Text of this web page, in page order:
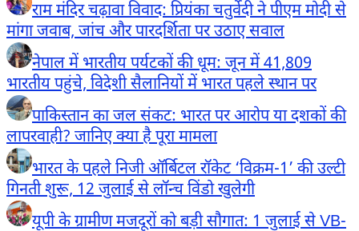
राम मंदिर चढ़ावा विवाद: प्रियंका चतुर्वेदी ने पीएम मोदी से
मांगा जवाब, जांच और पारदर्शिता पर उठाए सवाल
नेपाल में भारतीय पर्यटकों की धूम: जून में 41,809
भारतीय पहुंचे, विदेशी सैलानियों में भारत पहले स्थान पर
पाकिस्तान का जल संकट: भारत पर आरोप या दशकों की
लापरवाही? जानिए क्या है पूरा मामला
भारत के पहले निजी ऑर्बिटल रॉकेट ‘विक्रम-1’ की उल्टी
गिनती शुरू, 12 जुलाई से लॉन्च विंडो खुलेगी
यूपी के ग्रामीण मजदूरों को बड़ी सौगात: 1 जुलाई से VB-